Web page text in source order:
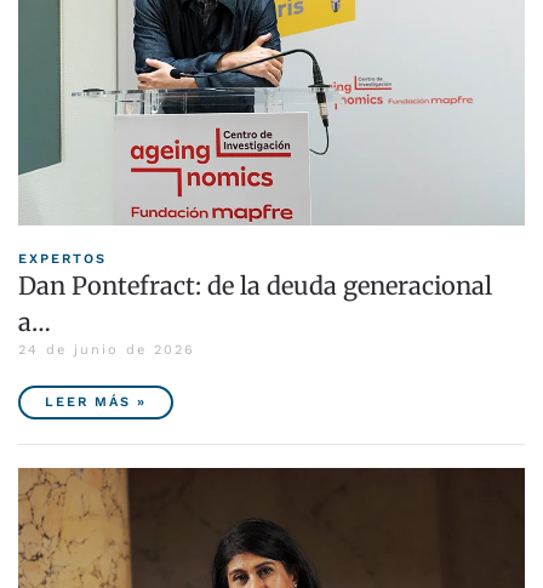
EXPERTOS
Dan Pontefract: de la deuda generacional
a…
24 de junio de 2026
LEER MÁS »